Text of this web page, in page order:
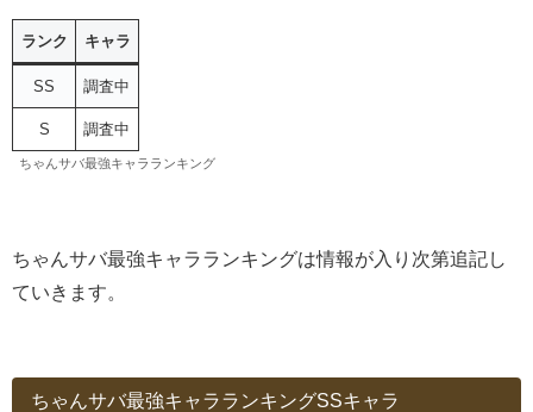
ランク キャラ
SS 調査中
S 調査中
ちゃんサバ最強キャラランキング
ちゃんサバ最強キャラランキングは情報が入り次第追記し
ていきます。
ちゃんサバ最強キャラランキングSSキャラ